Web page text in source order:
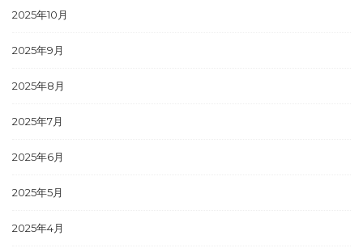
2025年10月
2025年9月
2025年8月
2025年7月
2025年6月
2025年5月
2025年4月